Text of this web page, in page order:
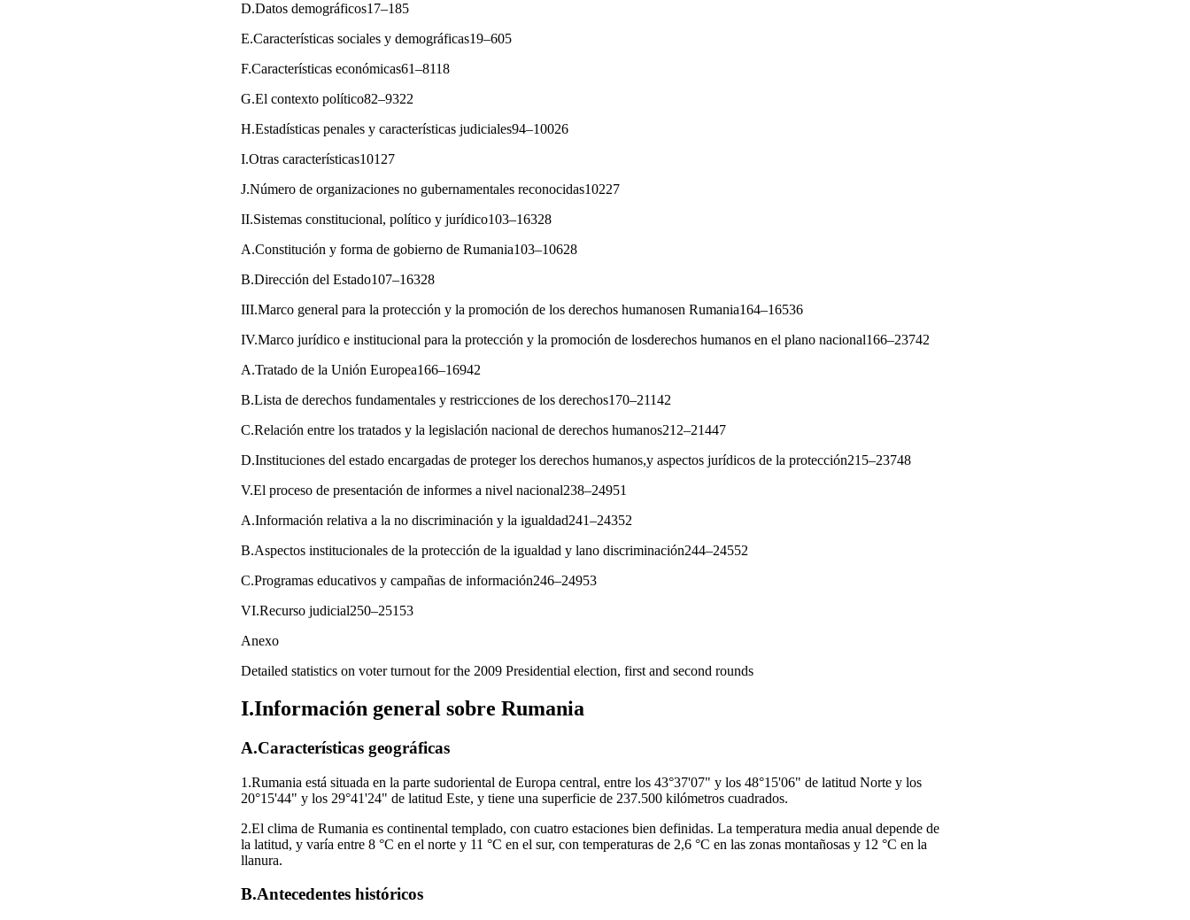
D.Datos demográficos17–185
E.Características sociales y demográficas19–605
F.Características económicas61–8118
G.El contexto político82–9322
H.Estadísticas penales y características judiciales94–10026
I.Otras características10127
J.Número de organizaciones no gubernamentales reconocidas10227
II.Sistemas constitucional, político y jurídico103–16328
A.Constitución y forma de gobierno de Rumania103–10628
B.Dirección del Estado107–16328
III.Marco general para la protección y la promoción de los derechos humanosen Rumania164–16536
IV.Marco jurídico e institucional para la protección y la promoción de losderechos humanos en el plano nacional166–23742
A.Tratado de la Unión Europea166–16942
B.Lista de derechos fundamentales y restricciones de los derechos170–21142
C.Relación entre los tratados y la legislación nacional de derechos humanos212–21447
D.Instituciones del estado encargadas de proteger los derechos humanos,y aspectos jurídicos de la protección215–23748
V.El proceso de presentación de informes a nivel nacional238–24951
A.Información relativa a la no discriminación y la igualdad241–24352
B.Aspectos institucionales de la protección de la igualdad y lano discriminación244–24552
C.Programas educativos y campañas de información246–24953
VI.Recurso judicial250–25153
Anexo
Detailed statistics on voter turnout for the 2009 Presidential election, first and second rounds
I.Información general sobre Rumania
A.Características geográficas
1.Rumania está situada en la parte sudoriental de Europa central, entre los 43°37'07" y los 48°15'06" de latitud Norte y los
20°15'44" y los 29°41'24" de latitud Este, y tiene una superficie de 237.500 kilómetros cuadrados.
2.El clima de Rumania es continental templado, con cuatro estaciones bien definidas. La temperatura media anual depende de
la latitud, y varía entre 8 °C en el norte y 11 °C en el sur, con temperaturas de 2,6 °C en las zonas montañosas y 12 °C en la
llanura.
B.Antecedentes históricos